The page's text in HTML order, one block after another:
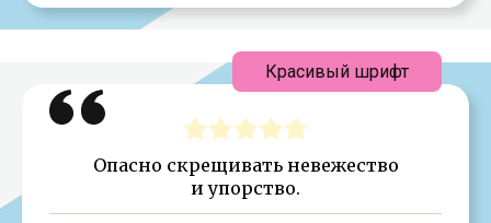
Опасно скрещивать невежество
и упорство.
Красивый шрифт